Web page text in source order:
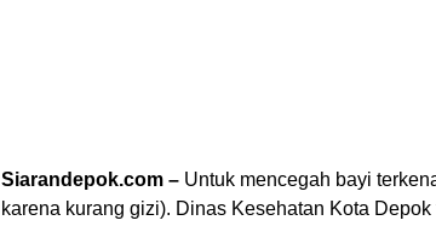
Siarandepok.com – Untuk mencegah bayi
karena kurang gizi). Dinas Kesehatan Kota